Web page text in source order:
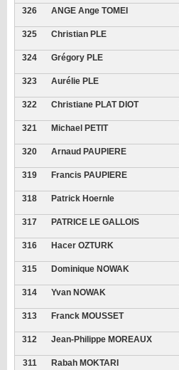
326 ANGE Ange TOMEI
325 Christian PLE
324 Grégory PLE
323 Aurélie PLE
322 Christiane PLAT DIOT
321 Michael PETIT
320 Arnaud PAUPIERE
319 Francis PAUPIERE
318 Patrick Hoernle
317 PATRICE LE GALLOIS
316 Hacer OZTURK
315 Dominique NOWAK
314 Yvan NOWAK
313 Franck MOUSSET
312 Jean-Philippe MOREAUX
311 Rabah MOKTARI